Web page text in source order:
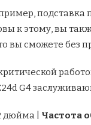
подставка
к этому, вы
вы сможете без
G4
дюйма | Частота